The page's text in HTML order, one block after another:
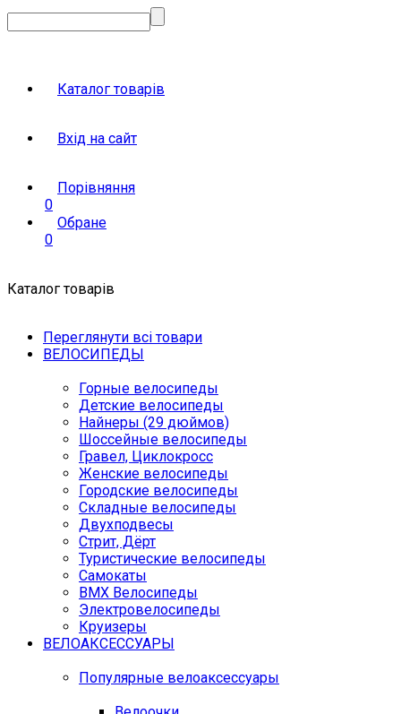
Каталог товарів
Вхід на сайт
Порівняння
0
Обране
0
Каталог товарів
Переглянути всі товари
ВЕЛОСИПЕДЫ
Горные велосипеды
Детские велосипеды
Найнеры (29 дюймов)
Шоссейные велосипеды
Гравел, Циклокросс
Женские велосипеды
Городcкие велосипеды
Складные велосипеды
Двухподвесы
Стрит, Дёрт
Туристические велосипеды
Самокаты
BMX Велосипеды
Электровелосипеды
Круизеры
ВЕЛОАКСЕССУАРЫ
Популярные велоаксессуары